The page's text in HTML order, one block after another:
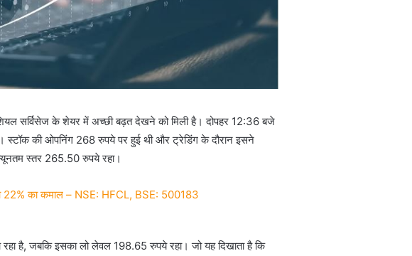
सर्विसेज के शेयर में अच्छी बढ़त देखने को मिली है। दोपहर 12:36 बजे
की ओपनिंग 268 रुपये पर हुई थी और ट्रेडिंग के दौरान इसने
स्तर 265.50 रुपये रहा।
22% का कमाल – NSE: HFCL, BSE: 500183
है, जबकि इसका लो लेवल 198.65 रुपये रहा। जो यह दिखाता है कि